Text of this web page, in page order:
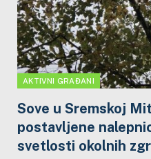
AKTIVNI GRAĐANI
Sove u Sremskoj
postavljene
svetlosti okolnih